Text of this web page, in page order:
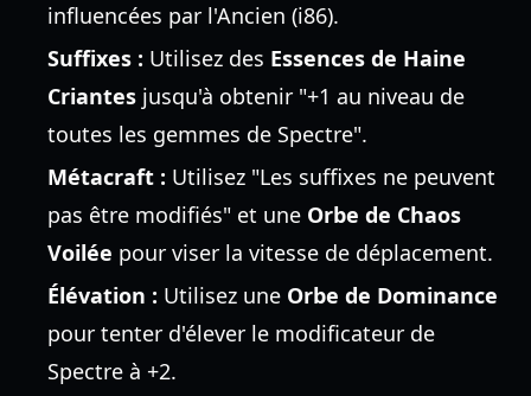
influencées par l'Ancien (i86).
Suffixes : Utilisez des Essences de Haine
Criantes jusqu'à obtenir "+1 au niveau de
toutes les gemmes de Spectre".
Métacraft : Utilisez "Les suffixes ne peuvent
pas être modifiés" et une Orbe de Chaos
Voilée pour viser la vitesse de déplacement.
Élévation : Utilisez une Orbe de Dominance
pour tenter d'élever le modificateur de
Spectre à +2.